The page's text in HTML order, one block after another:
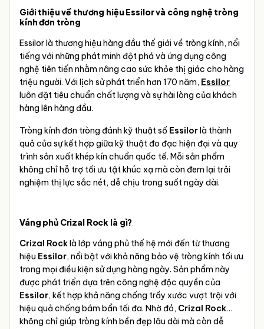
Giới thiệu về thương hiệu Essilor và công nghệ tròng
kính đơn tròng
Essilor là thương hiệu hàng đầu thế giới về tròng kính, nổi
tiếng với những phát minh đột phá và ứng dụng công
nghệ tiên tiến nhằm nâng cao sức khỏe thị giác cho hàng
triệu người. Với lịch sử phát triển hơn 170 năm, Essilor
luôn đặt tiêu chuẩn chất lượng và sự hài lòng của khách
hàng lên hàng đầu.
Tròng kính đơn tròng đánh kỹ thuật số Essilorlà thành
quả của sự kết hợp giữa kỹ thuật đo đạc hiện đại và quy
trình sản xuất khép kín chuẩn quốc tế. Mỗi sản phẩm
không chỉ hỗ trợ tối ưu tật khúc xạ mà còn đem lại trải
nghiệm thị lực sắc nét, dễ chịu trong suốt ngày dài.
Váng phủ Crizal Rock là gì?
Crizal Rocklà lớp váng phủ thế hệ mới đến từ thương
hiệu Essilor, nổi bật với khả năng bảo vệ tròng kính tối ưu
trong mọi điều kiện sử dụng hàng ngày. Sản phẩm này
được phát triển dựa trên công nghệ độc quyền của
Essilor, kết hợp khả năng chống trầy xước vượt trội với
hiệu quả chống bám bẩn tối đa. Nhờ đó, Crizal Rock
không chỉ giúp tròng kính bền đẹp lâu dài mà còn dễ